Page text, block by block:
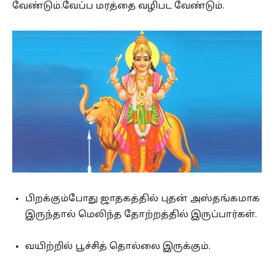
வேண்டும்.வேப்ப மரத்தை வழிபட வேண்டும்.
பிறக்கும்போது ஜாதகத்தில் புதன் அஸ்தங்கமாக
இருந்தால் மெலிந்த தோற்றத்தில் இருப்பார்கள்.
வயிற்றில் பூச்சித் தொல்லை இருக்கும்.